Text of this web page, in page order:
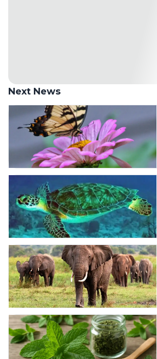
Next News